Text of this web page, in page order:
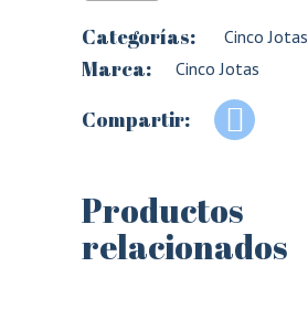
Categorías: Cinco Jotas
Marca: Cinco Jotas
Compartir:
Productos
relacionados